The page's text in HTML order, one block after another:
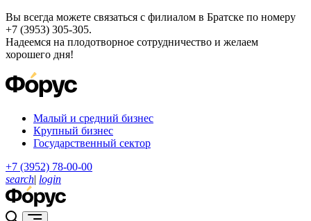
Вы всегда можете связаться с филиалом в Братске по номеру
+7 (3953) 305-305.
Надеемся на плодотворное сотрудничество и желаем
хорошего дня!
Малый и средний бизнес
Крупный бизнес
Государственный сектор
+7 (3952) 78-00-00
search| login